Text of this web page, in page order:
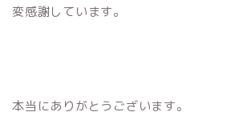
変感謝しています。
本当にありがとうございます。